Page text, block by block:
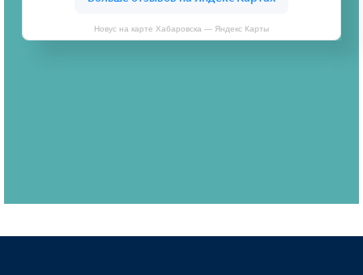
Новус на карте Хабаровска — Яндекс Карты